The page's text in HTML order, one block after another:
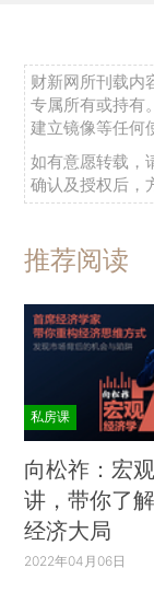
财新网所刊载内
专属所有或持有
建立镜像等任何
如有意愿转载，
确认及授权后，
推荐阅读
私房课
向松祚：宏
讲，带你了
经济大局
2022年04月06日